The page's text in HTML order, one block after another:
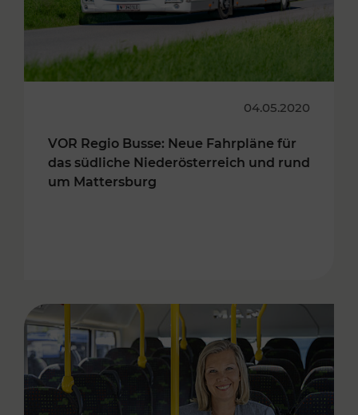
04.05.2020
VOR Regio Busse: Neue Fahrpläne für
das südliche Niederösterreich und rund
um Mattersburg